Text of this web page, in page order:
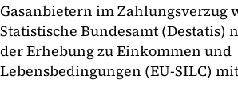
Gasanbietern im Zahlungsverzug
Statistische Bundesamt (Destatis)
der Erhebung zu Einkommen und
Lebensbedingungen (EU-SILC)